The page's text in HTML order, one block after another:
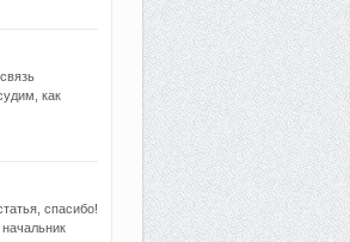
как
спасибо!